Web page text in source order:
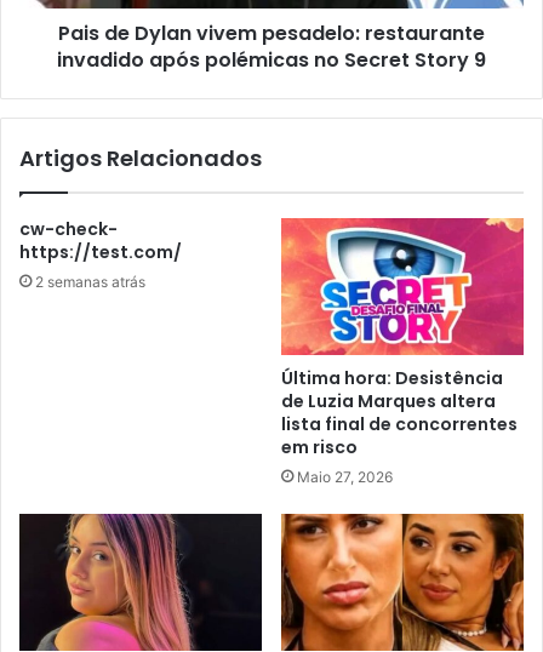
Pais de Dylan vivem pesadelo: restaurante
invadido após polémicas no Secret Story 9
Artigos Relacionados
cw-check-
https://test.com/
2 semanas atrás
Última hora: Desistência
de Luzia Marques altera
lista final de concorrentes
em risco
Maio 27, 2026